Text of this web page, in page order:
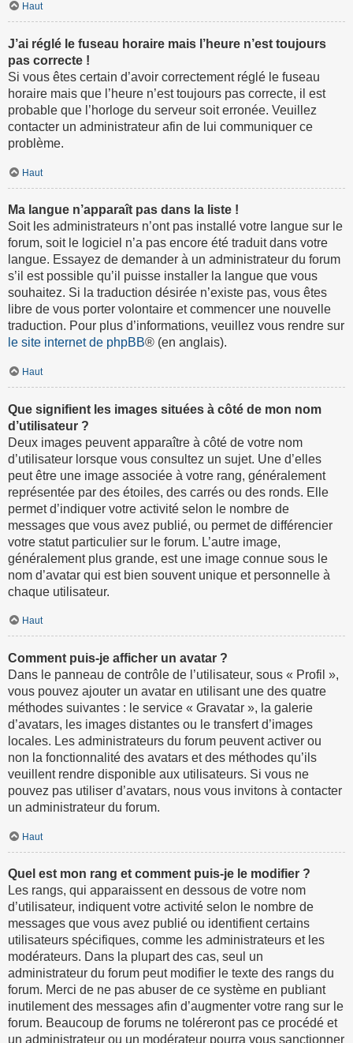
Haut
J’ai réglé le fuseau horaire mais l’heure n’est toujours
pas correcte !
Si vous êtes certain d’avoir correctement réglé le fuseau
horaire mais que l’heure n’est toujours pas correcte, il est
probable que l’horloge du serveur soit erronée. Veuillez
contacter un administrateur afin de lui communiquer ce
problème.
Haut
Ma langue n’apparaît pas dans la liste !
Soit les administrateurs n’ont pas installé votre langue sur le
forum, soit le logiciel n’a pas encore été traduit dans votre
langue. Essayez de demander à un administrateur du forum
s’il est possible qu’il puisse installer la langue que vous
souhaitez. Si la traduction désirée n’existe pas, vous êtes
libre de vous porter volontaire et commencer une nouvelle
traduction. Pour plus d’informations, veuillez vous rendre sur
le site internet de phpBB® (en anglais).
Haut
Que signifient les images situées à côté de mon nom
d’utilisateur ?
Deux images peuvent apparaître à côté de votre nom
d’utilisateur lorsque vous consultez un sujet. Une d’elles
peut être une image associée à votre rang, généralement
représentée par des étoiles, des carrés ou des ronds. Elle
permet d’indiquer votre activité selon le nombre de
messages que vous avez publié, ou permet de différencier
votre statut particulier sur le forum. L’autre image,
généralement plus grande, est une image connue sous le
nom d’avatar qui est bien souvent unique et personnelle à
chaque utilisateur.
Haut
Comment puis-je afficher un avatar ?
Dans le panneau de contrôle de l’utilisateur, sous « Profil »,
vous pouvez ajouter un avatar en utilisant une des quatre
méthodes suivantes : le service « Gravatar », la galerie
d’avatars, les images distantes ou le transfert d’images
locales. Les administrateurs du forum peuvent activer ou
non la fonctionnalité des avatars et des méthodes qu’ils
veuillent rendre disponible aux utilisateurs. Si vous ne
pouvez pas utiliser d’avatars, nous vous invitons à contacter
un administrateur du forum.
Haut
Quel est mon rang et comment puis-je le modifier ?
Les rangs, qui apparaissent en dessous de votre nom
d’utilisateur, indiquent votre activité selon le nombre de
messages que vous avez publié ou identifient certains
utilisateurs spécifiques, comme les administrateurs et les
modérateurs. Dans la plupart des cas, seul un
administrateur du forum peut modifier le texte des rangs du
forum. Merci de ne pas abuser de ce système en publiant
inutilement des messages afin d’augmenter votre rang sur le
forum. Beaucoup de forums ne toléreront pas ce procédé et
un administrateur ou un modérateur pourra vous sanctionner